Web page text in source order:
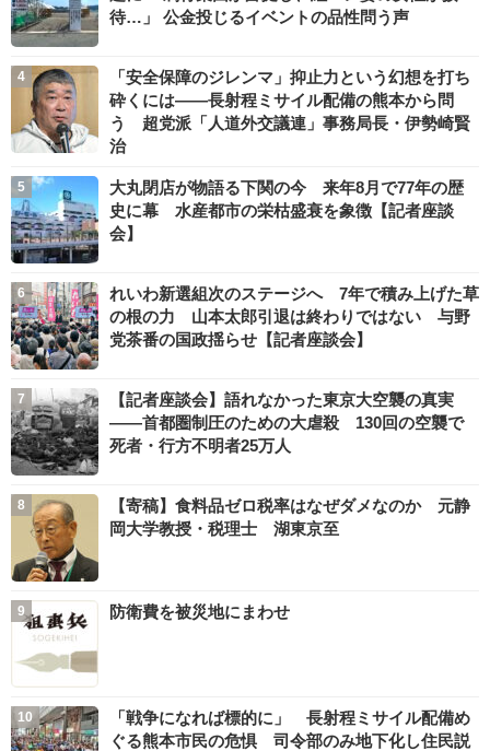
待…」 公金投じるイベントの品性問う声
「安全保障のジレンマ」抑止力という幻想を打ち
砕くには――長射程ミサイル配備の熊本から問
う 超党派「人道外交議連」事務局長・伊勢崎賢
治
大丸閉店が物語る下関の今 来年8月で77年の歴
史に幕 水産都市の栄枯盛衰を象徴【記者座談
会】
れいわ新選組次のステージへ 7年で積み上げた草
の根の力 山本太郎引退は終わりではない 与野
党茶番の国政揺らせ【記者座談会】
【記者座談会】語れなかった東京大空襲の真実
――首都圏制圧のための大虐殺 130回の空襲で
死者・行方不明者25万人
【寄稿】食料品ゼロ税率はなぜダメなのか 元静
岡大学教授・税理士 湖東京至
防衛費を被災地にまわせ
「戦争になれば標的に」 長射程ミサイル配備め
ぐる熊本市民の危惧 司令部のみ地下化し住民説